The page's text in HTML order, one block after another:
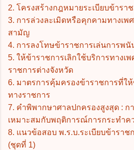
2. โครงสร้างกฎหมายระเบียบข้ารา
3. การล่วงละเมิดหรือคุกคามทางเพ
สามัญ
4. การลงโทษข้าราชการเล่นการพนั
5. ให้ข้าราชการเลิกใช้บริการทางเ
ราชการต่างจังหวัด
6. มาตรการคุ้มครองข้าราชการที่ใ
ทางราชการ
7. คำพิพากษาศาลปกครองสูงสุด : ก
เหมาะสมกับพฤติการณ์การกระทำค
8. แนวข้อสอบ พ.ร.บ.ระเบียบข้าราช
(ชุดที่ 1)